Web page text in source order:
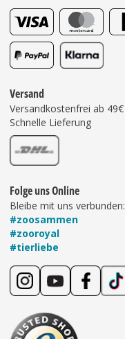
Versand
Versandkostenfrei ab 49€
Schnelle Lieferung
Folge uns Online
Bleibe mit uns verbunden:
#zoosammen
#zooroyal
#tierliebe